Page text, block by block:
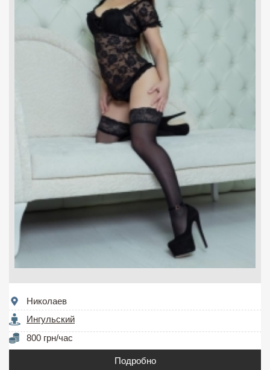
Николаев
Ингульский
800 грн/час
Подробно